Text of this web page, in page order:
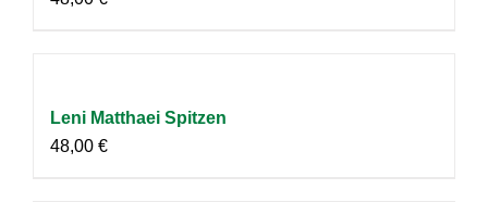
Leni Matthaei Spitzen
48,00 €